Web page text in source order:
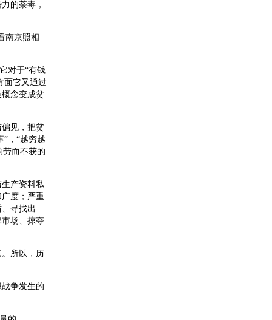
的荼毒，
南京照相
对于“有钱
面它又通过
念变成贫
见，把贫
，“越穷越
劳而不获的
产资料私
度；严重
寻找出
场、掠夺
所以，历
争发生的